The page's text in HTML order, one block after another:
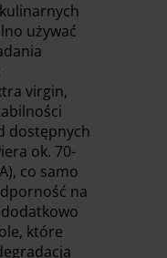
używać
virgin,
dostępnych
ok. 70-
co samo
na
które